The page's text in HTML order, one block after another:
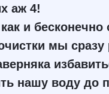
аж 4!
и бесконечно
мы
нашу воду до